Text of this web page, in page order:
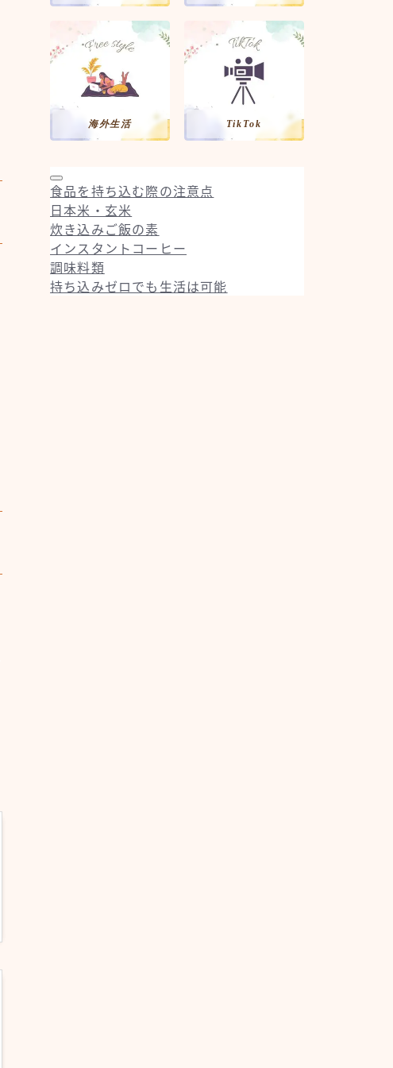
海外生活 TikTok
食品を持ち込む際の注意点
日本米・玄米
炊き込みご飯の素
インスタントコーヒー
調味料類
持ち込みゼロでも生活は可能